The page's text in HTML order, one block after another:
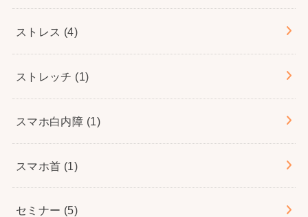
ストレス (4)
ストレッチ (1)
スマホ白内障 (1)
スマホ首 (1)
セミナー (5)